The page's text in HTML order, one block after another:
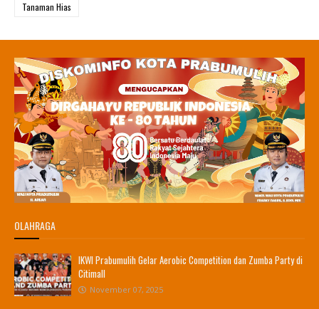
Tanaman Hias
OLAHRAGA
IKWI Prabumulih Gelar Aerobic Competition dan Zumba Party di
Citimall
November 07, 2025